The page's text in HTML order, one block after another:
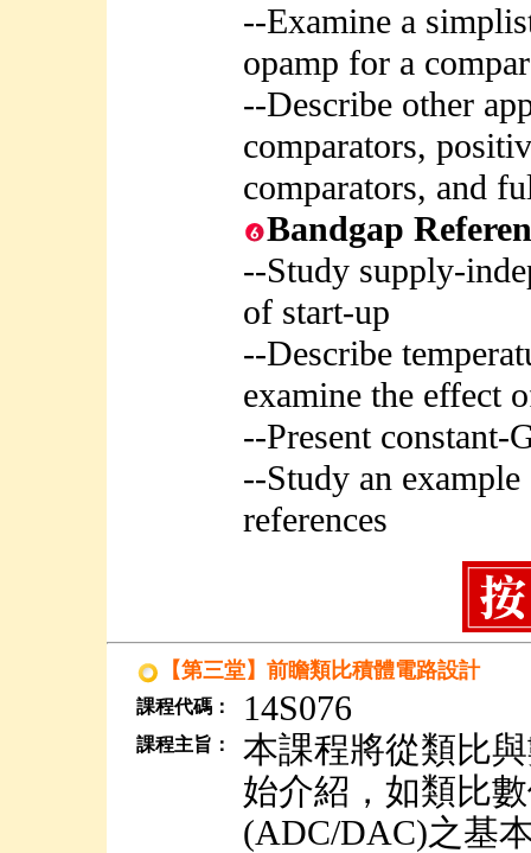
--Examine a
opamp for a
--Describe other
comparators,
comparators, and
Bandgap
--Study supply-
of start-up
--Describe
examine the effect
--Present constant-
--Study an
references
【第三堂】前瞻類比積體電路設計
課程代碼： 14S076
課程主旨：
本課程將從類比
始介紹，如類比
(ADC/DAC)之基